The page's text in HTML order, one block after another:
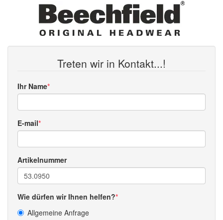
Treten wir in Kontakt...!
Ihr Name
E-mail
Artikelnummer
Wie dürfen wir Ihnen helfen?
Allgemeine Anfrage